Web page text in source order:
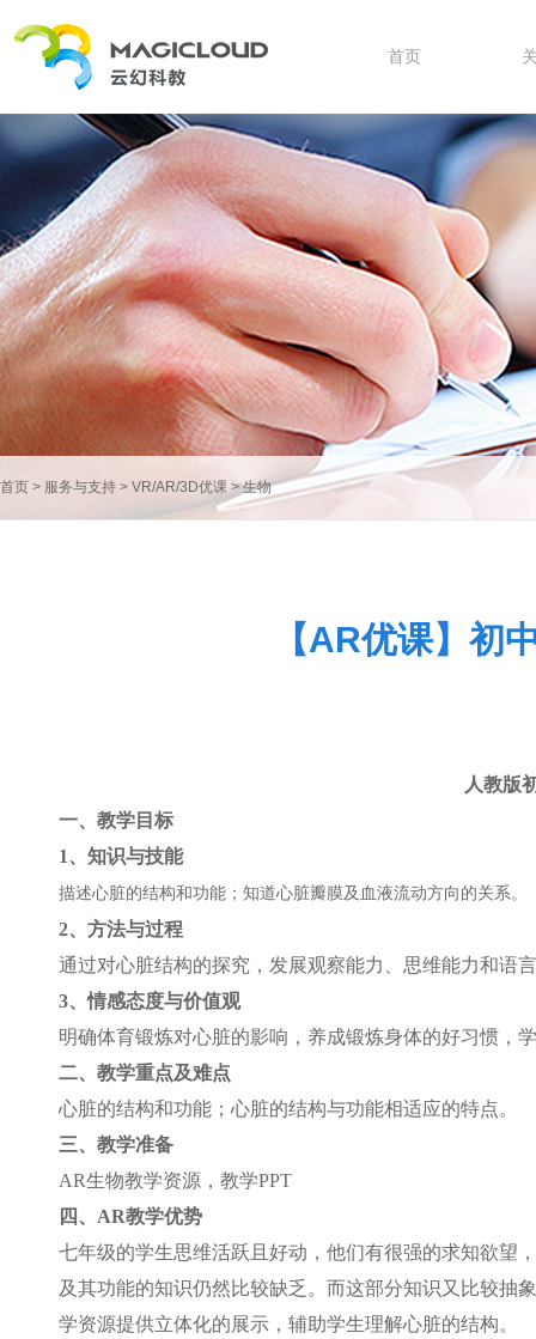
首页
首页 > 服务与支持 > VR/AR/3D优课 >生物
【AR优课】初
人教版
一、教学目标
1、知识与技能
描述心脏的结构和功能；知道心脏瓣膜及血液流动方向的关系。
2、方法与过程
通过对心脏结构的探究，发展观察能力、思维能力和语
3、情感态度与价值观
明确体育锻炼对心脏的影响，养成锻炼身体的好习惯，
二、教学重点及难点
心脏的结构和功能；心脏的结构与功能相适应的特点。
三、教学准备
AR生物教学资源，教学PPT
四、AR教学优势
七年级的学生思维活跃且好动，他们有很强的求知欲望
及其功能的知识仍然比较缺乏。而这部分知识又比较抽
学资源提供立体化的展示，辅助学生理解心脏的结构。